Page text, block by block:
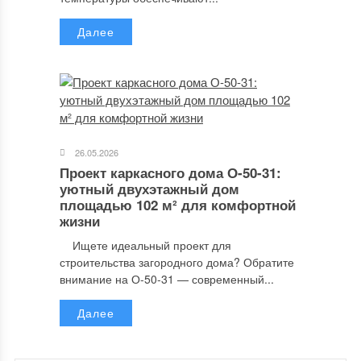
Далее
26.05.2026
Проект каркасного дома О-50-31:
уютный двухэтажный дом
площадью 102 м² для комфортной
жизни
Ищете идеальный проект для
строительства загородного дома? Обратите
внимание на О-50-31 — современный...
Далее